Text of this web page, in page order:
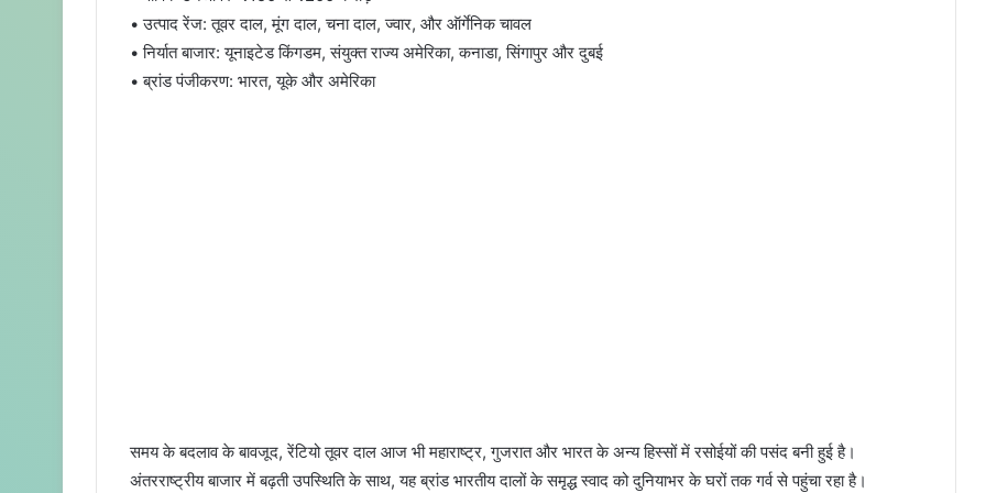
• उत्पाद रेंज: तूवर दाल, मूंग दाल, चना दाल, ज्वार, और ऑर्गेनिक चावल
• निर्यात बाजार: यूनाइटेड किंगडम, संयुक्त राज्य अमेरिका, कनाडा, सिंगापुर और दुबई
• ब्रांड पंजीकरण: भारत, यूके और अमेरिका
समय के बदलाव के बावजूद, रेंटियो तूवर दाल आज भी महाराष्ट्र, गुजरात और भारत के अन्य हिस्सों में रसोईयों की पसंद बनी हुई है।
अंतरराष्ट्रीय बाजार में बढ़ती उपस्थिति के साथ, यह ब्रांड भारतीय दालों के समृद्ध स्वाद को दुनियाभर के घरों तक गर्व से पहुंचा रहा है।